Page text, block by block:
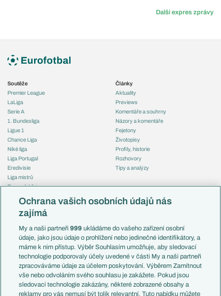
Další expres zprávy
Soutěže
Premier League
LaLiga
Serie A
1. Bundesliga
Ligue 1
Chance Liga
Niké liga
Liga Portugal
Eredivisie
Liga mistrů
Evropská liga
Mistrovství světa
Liga národů
Témata
Představení týmů MS
EuroSkauting
PL v kostce
Evropské koeficienty
Přestupy
Přestupové spekulace
Články
Aktuality
Previews
Komentáře a souhrny
Názory a komentáře
Fejetony
Životopisy
Profily, historie
Rozhovory
Tipy a analýzy
Česko
Francie
Itálie
Německo
Španělsko
Argentina
Brazílie
Přestupy
Ochrana vašich osobních údajů nás
zajímá
My a naši partneři999 ukládáme do vašeho zařízení osobní
údaje, jako jsou údaje o prohlížení nebo jedinečné identifikátory, a
máme k nim přístup. Výběr Souhlasím umožňuje, aby sledovací
technologie podporovaly účely uvedené v části My a naši partneři
zpracováváme údaje za účelem poskytování. Výběrem Zamítnout
vše nebo odvoláním svého souhlasu je zakážete. Pokud jsou
sledovací technologie zakázány, některé zobrazené obsahy a
reklamy pro vás nemusí být tolik relevantní. Tuto nabídku můžete